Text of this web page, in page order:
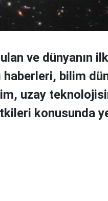
ve dünyanın
haberleri, bilim
uzay
konusunda